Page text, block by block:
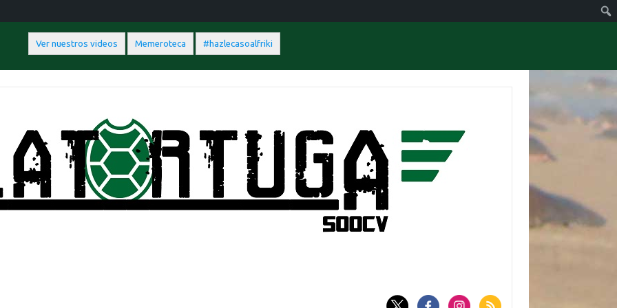
Ver nuestros videos Memeroteca #hazlecasoalfriki